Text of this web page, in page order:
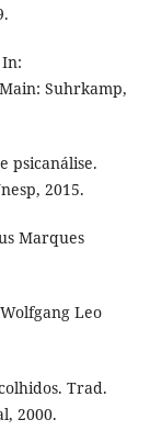
Suhrkamp,
psicanálise.
2015.
Marques
Leo
Trad.
2000.